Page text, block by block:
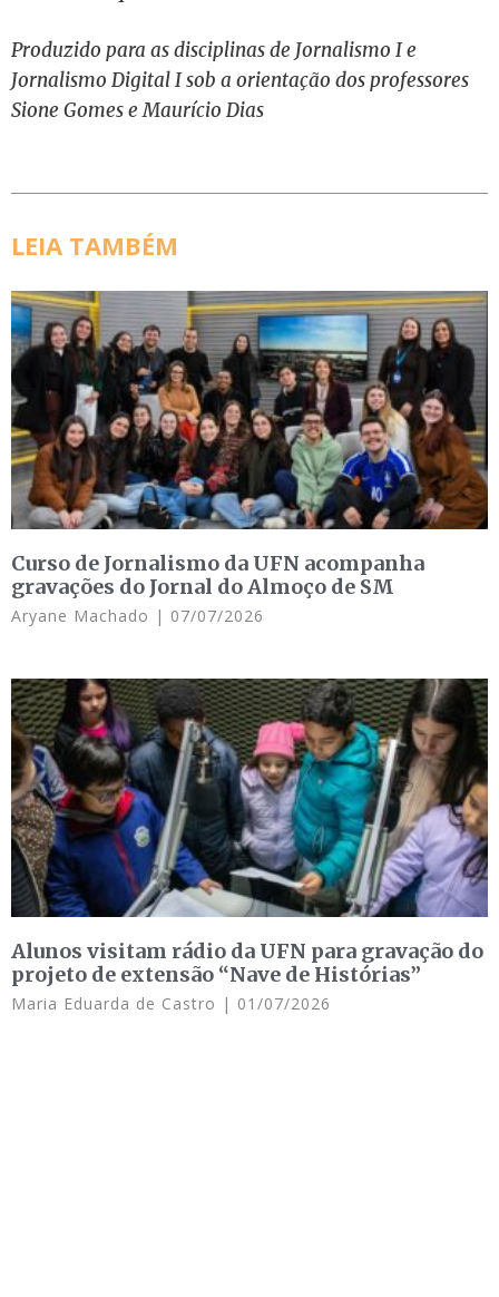
Produzido para as disciplinas de Jornalismo I e
Jornalismo Digital I sob a orientação dos professores
Sione Gomes e Maurício Dias
LEIA TAMBÉM
Curso de Jornalismo da UFN acompanha
gravações do Jornal do Almoço de SM
Aryane Machado 07/07/2026
Alunos visitam rádio da UFN para gravação do
projeto de extensão “Nave de Histórias”
Maria Eduarda de Castro 01/07/2026